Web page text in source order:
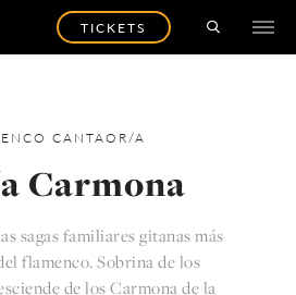
TICKETS
CANTAOR/A
Carmona
sagas familiares gitanas más
flamenco. Sobrina de los
de los Carmona de la